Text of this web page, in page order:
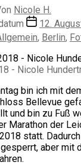
Nicole H.
12.
, Berlin,
- Nicole
bin ich mit
Bellevue
und bin zu Fuß
Marathon der
statt.
aber mit